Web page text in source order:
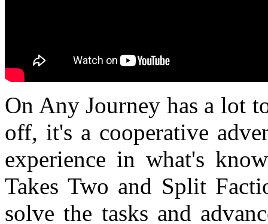
On Any Journey has a lot
off, it's a cooperative
experience in what's
Takes Two and Split
solve the tasks and